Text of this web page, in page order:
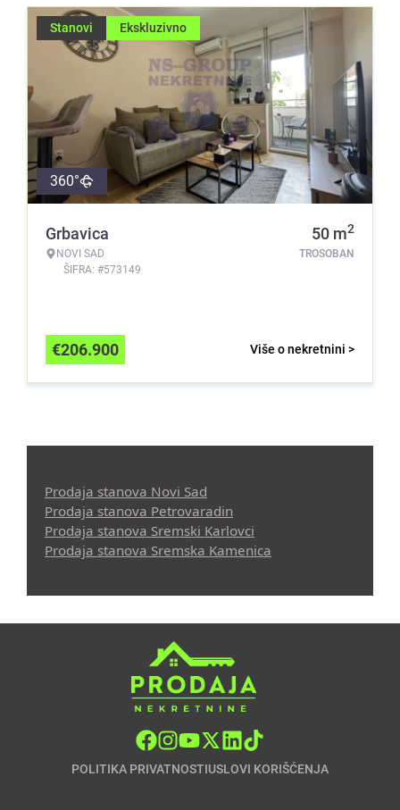
Stanovi Ekskluzivno
360°
Grbavica
NOVI SAD
ŠIFRA: #573149
50 m2
TROSOBAN
Više o nekretnini >
€206.900
Prodaja stanova Novi Sad
Prodaja stanova Petrovaradin
Prodaja stanova Sremski Karlovci
Prodaja stanova Sremska Kamenica
POLITIKA PRIVATNOSTIUSLOVI KORIŠĆENJA